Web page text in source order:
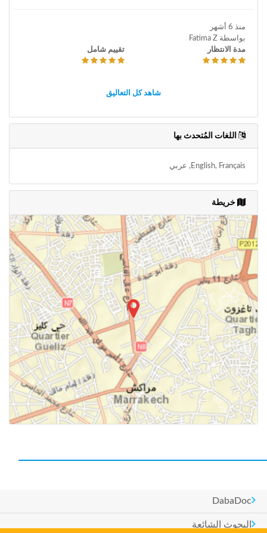
منذ 6 أشهر
بواسطة Fatima Z
مدة الانتظار
تقييم شامل
شاهد كل التعاليق
اللغات المُتحدث بها
English, Français, عربي
خريطة
DabaDoc
البحوث الشائعة